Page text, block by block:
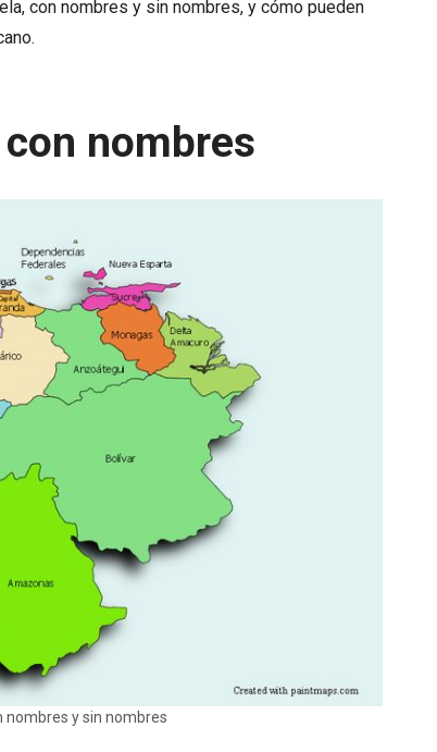
con nombres y sin nombres, y cómo pueden
nombres
nombres y sin nombres